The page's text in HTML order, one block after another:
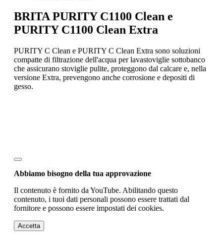
BRITA PURITY C1100 Clean e
PURITY C1100 Clean Extra
PURITY C Clean e PURITY C Clean Extra sono soluzioni
compatte di filtrazione dell'acqua per lavastoviglie sottobanco
che assicurano stoviglie pulite, proteggono dal calcare e, nella
versione Extra, prevengono anche corrosione e depositi di
gesso.
Abbiamo bisogno della tua approvazione
Il contenuto è fornito da YouTube. Abilitando questo
contenuto, i tuoi dati personali possono essere trattati dal
fornitore e possono essere impostati dei cookies.
Accetta